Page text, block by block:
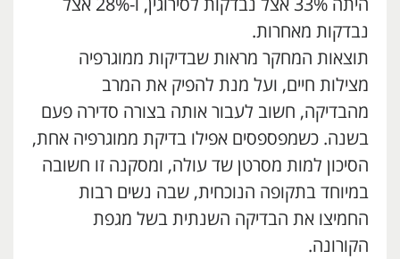
היתה 33% אצל נבדקות לסירוגין, ו-28% אצל
נבדקות מאחרות.
תוצאות המחקר מראות שבדיקות ממוגרפיה
מצילות חיים, ועל מנת להפיק את המרב
מהבדיקה, חשוב לעבור אותה בצורה סדירה פעם
בשנה. כשמפספסים אפילו בדיקת ממוגרפיה אחת,
הסיכון למות מסרטן שד עולה, ומסקנה זו חשובה
במיוחד בתקופה הנוכחית, שבה נשים רבות
החמיצו את הבדיקה השנתית בשל מגפת
הקורונה.